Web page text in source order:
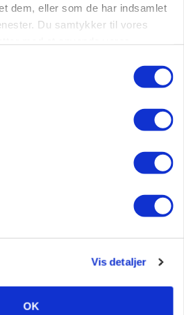
dem, eller som de har indsamlet
Du samtykker til vores
Vis detaljer
OK
vestjysk producent
medejer